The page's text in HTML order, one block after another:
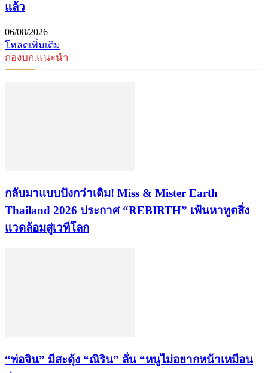
แล้ว
06/08/2026
โหลดเพิ่มเติม
กองบก.แนะนำ
กลับมาแบบปังกว่าเดิม! Miss & Mister Earth
Thailand 2026 ประกาศ “REBIRTH” เฟ้นหาทูตสิ่ง
แวดล้อมสู่เวทีโลก
“พ่อจิน” มีสะดุ้ง “ณิริน” ลั่น “หนูไม่อยากหน้าเหมือน